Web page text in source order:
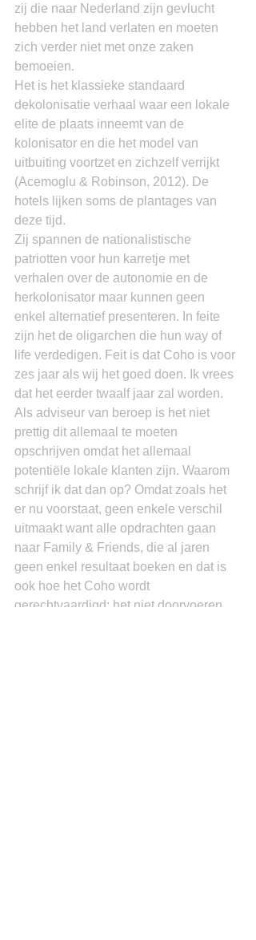
zij die naar Nederland zijn gevlucht
hebben het land verlaten en moeten
zich verder niet met onze zaken
bemoeien.
Het is het klassieke standaard
dekolonisatie verhaal waar een lokale
elite de plaats inneemt van de
kolonisator en die het model van
uitbuiting voortzet en zichzelf verrijkt
(Acemoglu & Robinson, 2012). De
hotels lijken soms de plantages van
deze tijd.
Zij spannen de nationalistische
patriotten voor hun karretje met
verhalen over de autonomie en de
herkolonisator maar kunnen geen
enkel alternatief presenteren. In feite
zijn het de oligarchen die hun way of
life verdedigen. Feit is dat Coho is voor
zes jaar als wij het goed doen. Ik vrees
dat het eerder twaalf jaar zal worden.
Als adviseur van beroep is het niet
prettig dit allemaal te moeten
opschrijven omdat het allemaal
potentiële lokale klanten zijn. Waarom
schrijf ik dat dan op? Omdat zoals het
er nu voorstaat, geen enkele verschil
uitmaakt want alle opdrachten gaan
naar Family & Friends, die al jaren
geen enkel resultaat boeken en dat is
ook hoe het Coho wordt
gerechtvaardigd; het niet doorvoeren